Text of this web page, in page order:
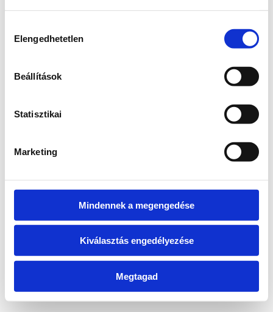
kiválasztása
Elengedhetetlen
Beállítások
Statisztikai
Marketing
Mindennek a megengedése
Kiválasztás engedélyezése
Megtagad
loadingwww.bicapp.hu
(see the browser console for more